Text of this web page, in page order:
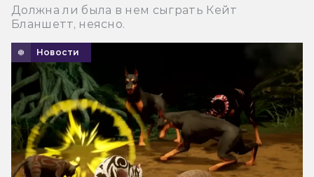
Должна ли была в нем сыграть Кейт
Бланшетт, неясно.
Новости